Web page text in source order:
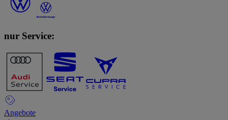
nur Service:
Angebote